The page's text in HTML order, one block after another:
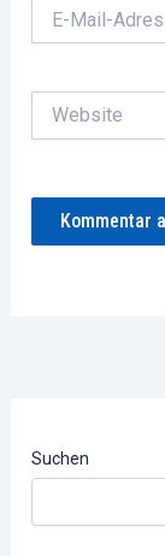
Mail-
Suchen